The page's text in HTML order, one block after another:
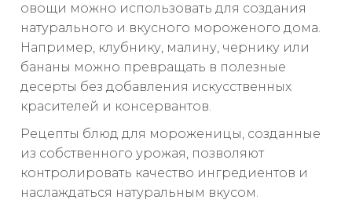
овощи можно использовать для создания
натурального и вкусного мороженого дома.
Например, клубнику, малину, чернику или
бананы можно превращать в полезные
десерты без добавления искусственных
красителей и консервантов.
Рецепты блюд для мороженицы, созданные
из собственного урожая, позволяют
контролировать качество ингредиентов и
наслаждаться натуральным вкусом.